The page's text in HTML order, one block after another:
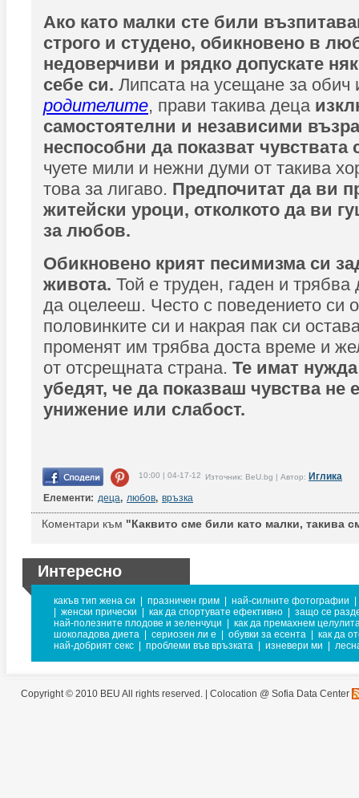
Ако като малки сте били
строго и студено, обикновено в
недоверчиви и рядко допускате
себе си. Липсата на усещане за обич
родителите, прави такива деца
самостоятелни и независими
неспособни да показват чувствата
чуете мили и нежни думи от такива
това за лигаво. Предпочитат да ви
житейски уроци, отколкото да ви
за любов.
Обикновено крият песимизма си
живота. Той е труден, гаден и трябва
да оцелееш. Често с поведението си
половинките си и накрая пак си
променят им трябва доста време и
от отсрещната страна. Те имат
убедят, че да показваш чувства не
унижение или слабост.
10:00 | 04-17-12 Източник: BeU.bg | Автор: Иглика
Елементи: деца, любов, връзка
Коментари към "Каквито сме били като малки, такива
Интересно
какъв тип жена си празничен грим най-силните фотографии
женски прически как да спортувате ефективно
защо се
най-полезните плодове и зеленчуци
как да премахнем
шоколадова диета
сериозен ли е обувки за есента
как да
най-добрият секс
проблеми във връзката изневери ми
Copyright © 2010 BEU All rights reserved. | Colocation @ Sofia Data Center